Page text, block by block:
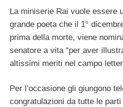
La miniserie Rai vuole essere
grande poeta che il 1°
prima della morte, viene
senatore a vita “per aver
altissimi meriti nel campo
Per l’occasione gli giungono
congratulazioni da tutte le